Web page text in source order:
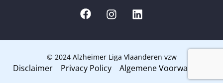
© 2024 Alzheimer Liga Vlaanderen vzw
Disclaimer Privacy Policy Algemene Voorwaarden